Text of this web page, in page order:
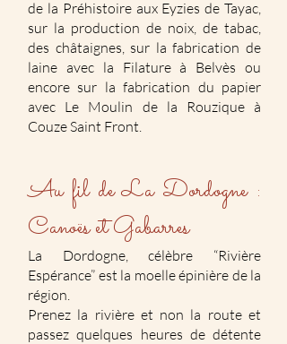
de la Préhistoire aux Eyzies de Tayac,
sur la production de noix, de tabac,
des châtaignes, sur la fabrication de
laine avec la Filature à Belvès ou
encore sur la fabrication du papier
avec Le Moulin de la Rouzique à
Couze Saint Front.
Au fil de La Dordogne :
Canoës et Gabarres
La Dordogne, célèbre “Rivière
Espérance” est la moelle épinière de la
région.
Prenez la rivière et non la route et
passez quelques heures de détente